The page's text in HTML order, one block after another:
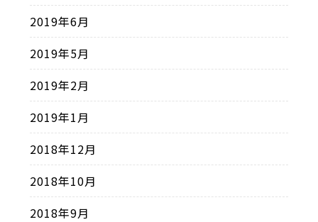
2019年6月
2019年5月
2019年2月
2019年1月
2018年12月
2018年10月
2018年9月